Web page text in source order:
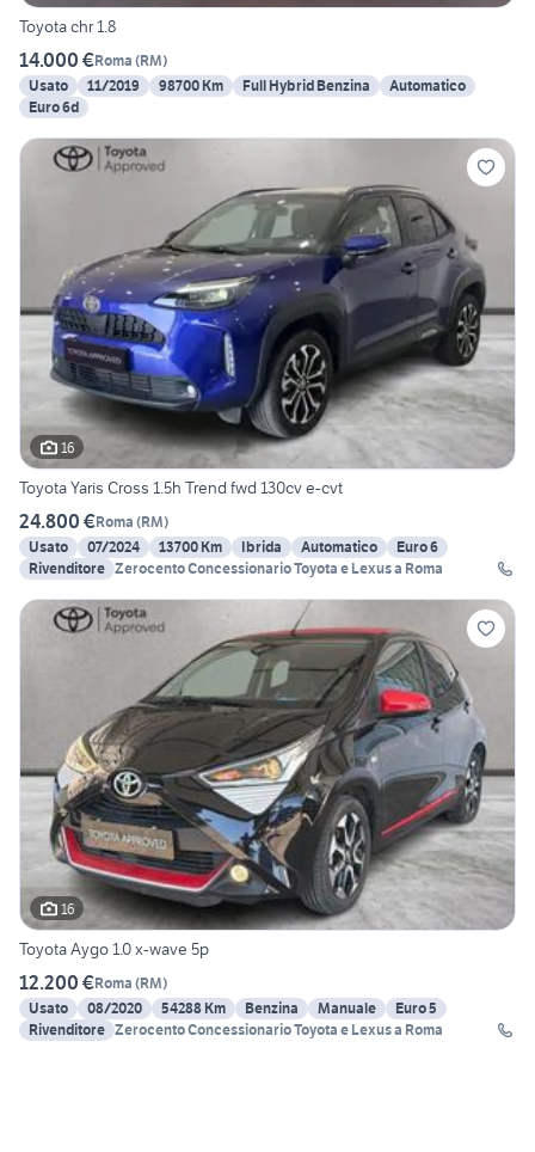
Toyota chr 1.8
14.000 €Roma (RM)
Usato
11/2019 98700 Km Full Hybrid Benzina
Automatico
Euro 6d
16
Toyota Yaris Cross 1.5h Trend fwd 130cv e-cvt
24.800 €Roma (RM)
Usato
07/2024 13700 Km Ibrida Automatico
Euro 6
Rivenditore Zerocento Concessionario Toyota e Lexus a Roma
16
Toyota Aygo 1.0 x-wave 5p
12.200 €Roma (RM)
Usato
08/2020 54288 Km Benzina Manuale
Euro 5
Rivenditore Zerocento Concessionario Toyota e Lexus a Roma